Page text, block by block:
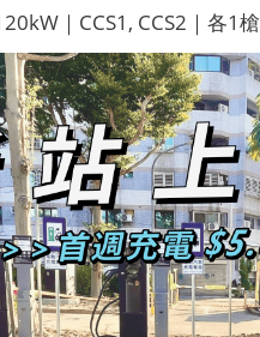
｜CCS1, CCS2｜各1槍